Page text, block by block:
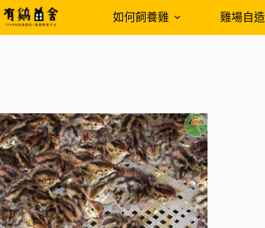
跳
至
如何飼養雞 雞場自造